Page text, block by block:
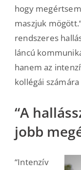
hogy
maszjuk
rendszeres
láncú
hanem az
kollégái
“A
jobb
“Intenzív